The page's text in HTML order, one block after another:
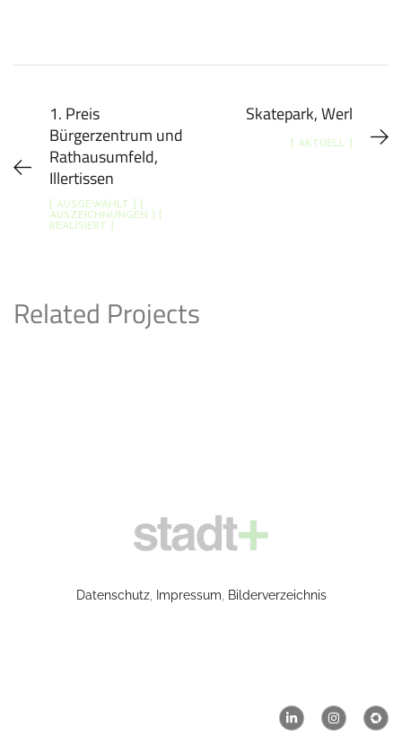
1. Preis
Bürgerzentrum und
Rathausumfeld,
Illertissen
[ AUSGEWÄHLT ] [
AUSZEICHNUNGEN ] [
REALISIERT ]
Skatepark, Werl
[ AKTUELL ]
Related Projects
Skatepark, Berlin Lichtenberg
Datenschutz, Impressum Bilderverzeichnis